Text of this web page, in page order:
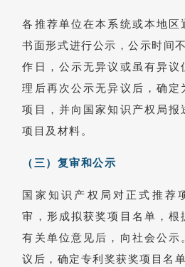
各推荐单位在本系统或本地区
书面形式进行公示，公示时间
作日，公示无异议或虽有异议
理后再次公示无异议后，确定
项目，并向国家知识产权局报
项目及材料。
（三）复审和公示
国家知识产权局对正式推荐
审，形成拟获奖项目名单，根
有关单位意见后，向社会公示
议后，确定专利奖获奖项目名单